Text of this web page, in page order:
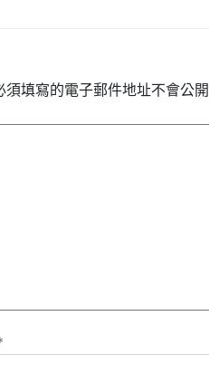
須填寫的電子郵件地址不會公開